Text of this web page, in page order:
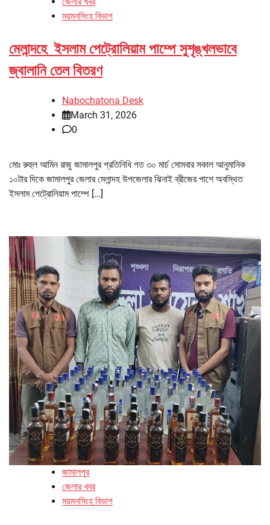
ময়মনসিংহ বিভাগ
মেলান্দহে ইসলাম পেট্রোলিয়াম পাম্পে সুশৃঙ্খলভাবে
জ্বালানি তেল বিতরণ
Nabochatona Desk
March 31, 2026
0
মোঃ রুহুল আমিন রাজু জামালপুর প্রতিনিধি গত ৩০ মার্চ সোমবার সকাল আনুমানিক
১০টার দিকে জামালপুর জেলার মেলান্দহ উপজেলার ঝিনাই ব্রীজের পাশে অবস্থিত
ইসলাম পেট্রোলিয়াম পাম্পে […]
জামালপুর
জেলার খবর
ময়মনসিংহ বিভাগ